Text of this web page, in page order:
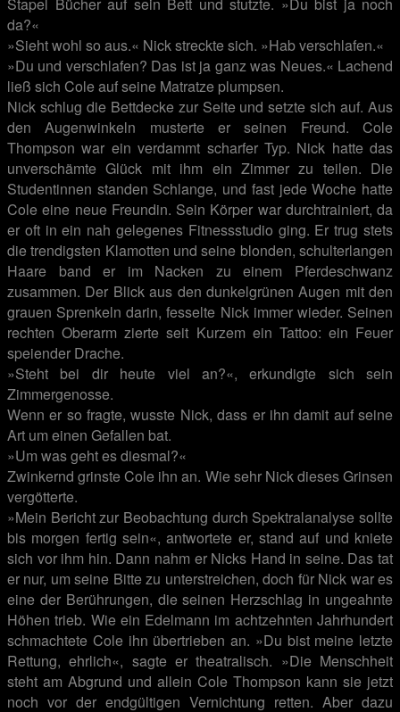
da?«
»Sieht wohl so aus.« Nick streckte sich. »Hab verschlafen.«
»Du und verschlafen? Das ist ja ganz was Neues.« Lachend
ließ sich Cole auf seine Matratze plumpsen.
Nick schlug die Bettdecke zur Seite und setzte sich auf. Aus
den Augenwinkeln musterte er seinen Freund. Cole
Thompson war ein verdammt scharfer Typ. Nick hatte das
unverschämte Glück mit ihm ein Zimmer zu teilen. Die
Studentinnen standen Schlange, und fast jede Woche hatte
Cole eine neue Freundin. Sein Körper war durchtrainiert, da
er oft in ein nah gelegenes Fitnessstudio ging. Er trug stets
die trendigsten Klamotten und seine blonden, schulterlangen
Haare band er im Nacken zu einem Pferdeschwanz
zusammen. Der Blick aus den dunkelgrünen Augen mit den
grauen Sprenkeln darin, fesselte Nick immer wieder. Seinen
rechten Oberarm zierte seit Kurzem ein Tattoo: ein Feuer
speiender Drache.
»Steht bei dir heute viel an?«, erkundigte sich sein
Zimmergenosse.
Wenn er so fragte, wusste Nick, dass er ihn damit auf seine
Art um einen Gefallen bat.
»Um was geht es diesmal?«
Zwinkernd grinste Cole ihn an. Wie sehr Nick dieses Grinsen
vergötterte.
»Mein Bericht zur Beobachtung durch Spektralanalyse sollte
bis morgen fertig sein«, antwortete er, stand auf und kniete
sich vor ihm hin. Dann nahm er Nicks Hand in seine. Das tat
er nur, um seine Bitte zu unterstreichen, doch für Nick war es
eine der Berührungen, die seinen Herzschlag in ungeahnte
Höhen trieb. Wie ein Edelmann im achtzehnten Jahrhundert
schmachtete Cole ihn übertrieben an. »Du bist meine letzte
Rettung, ehrlich«, sagte er theatralisch. »Die Menschheit
steht am Abgrund und allein Cole Thompson kann sie jetzt
noch vor der endgültigen Vernichtung retten. Aber dazu